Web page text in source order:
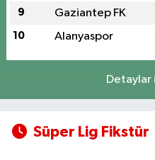
9 Gaziantep FK
10 Alanyaspor
Detaylar
Süper Lig Fikstür